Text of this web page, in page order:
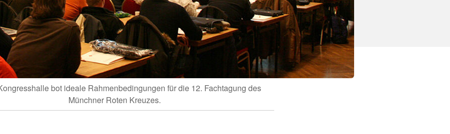
bot ideale Rahmenbedingungen für die 12. Fachtagung des
Münchner Roten Kreuzes.